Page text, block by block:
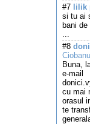
#7 lilik
si tu ai
bani
...
#8
Buna,
e-mail
cu mai
orasul
te